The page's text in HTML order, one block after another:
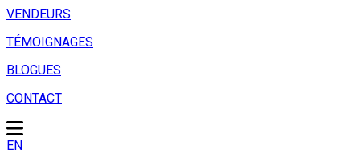
VENDEURS
TÉMOIGNAGES
BLOGUES
CONTACT
EN